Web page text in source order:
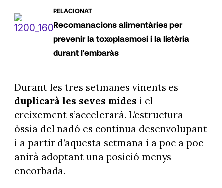
RELACIONAT
Recomanacions alimentàries per
prevenir la toxoplasmosi i la listèria
durant l'embaràs
Durant les tres setmanes vinents es
duplicarà les seves mides i el
creixement s’accelerarà. L’estructura
òssia del nadó es continua desenvolupant
i a partir d’aquesta setmana i a poc a poc
anirà adoptant una posició menys
encorbada.